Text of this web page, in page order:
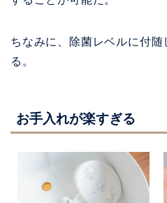
ちなみに、除菌レベルに付
る。
お手入れが楽すぎる